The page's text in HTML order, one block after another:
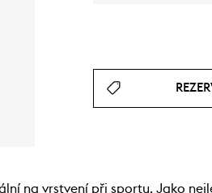
na vrstvení při sportu. Jako